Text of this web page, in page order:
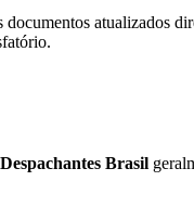
atualizados
Despachantes Brasil